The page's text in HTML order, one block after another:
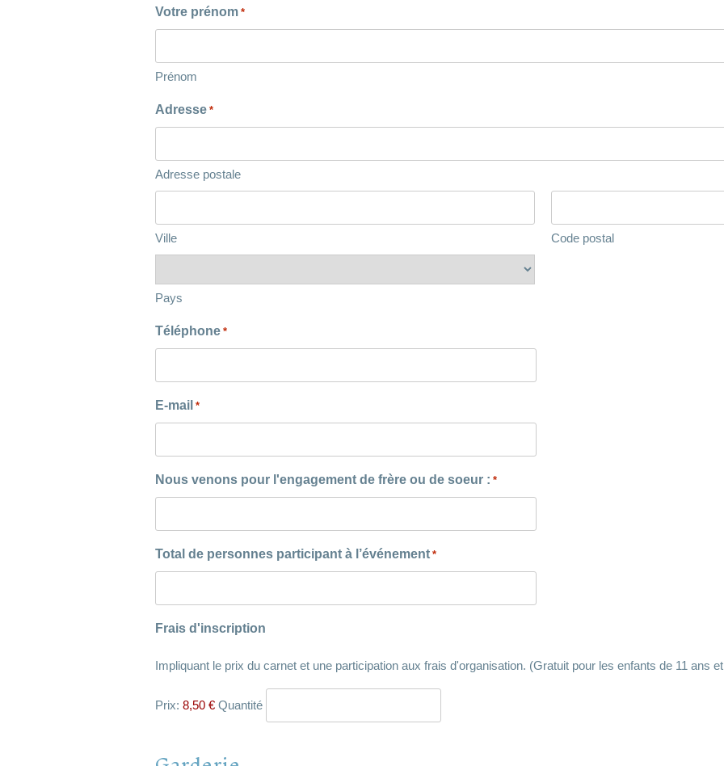
Votre prénom *
Prénom
Adresse *
Adresse postale
Ville Code postal
Pays
Téléphone *
E-mail *
Nous venons pour l'engagement de frère ou de soeur : *
Total de personnes participant à l’événement *
Frais d'inscription
Impliquant le prix du carnet et une participation aux frais d'organisation. (Gratuit pour les enfants de 11 ans
Prix: 8,50 € Quantité